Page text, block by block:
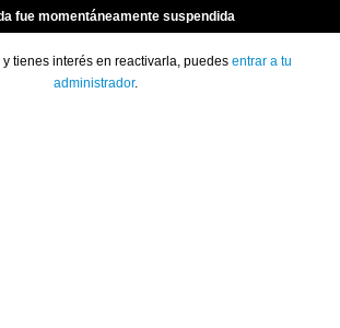
fue momentáneamente suspendida
tienes interés en reactivarla, puedes entrar a tu
administrador.